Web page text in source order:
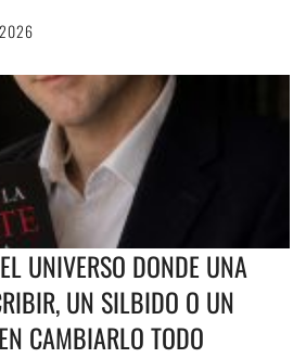
UNIVERSO DONDE UNA
UN SILBIDO O UN
CAMBIARLO TODO